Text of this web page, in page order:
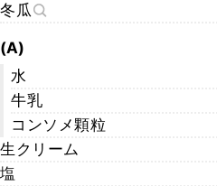
冬瓜
(A)
水
牛乳
コンソメ顆粒
生クリーム
塩